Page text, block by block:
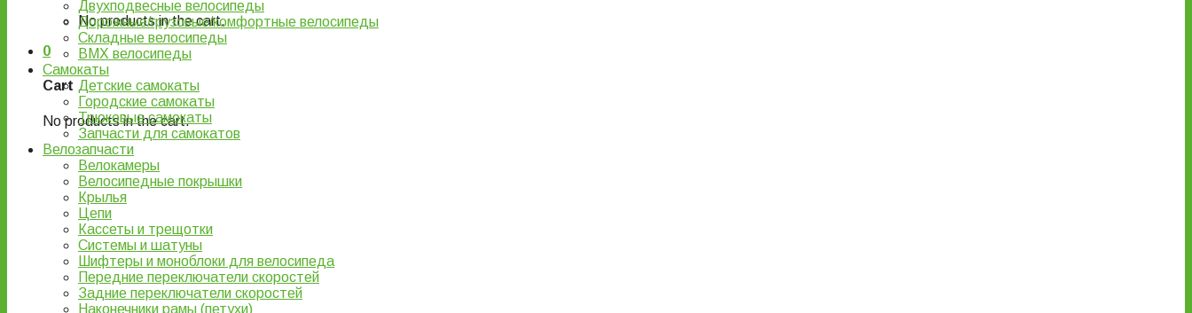
No products in the cart.
0
Cart
No products in the cart.
Двухподвесные велосипеды
Дорожные/грузовые/комфортные велосипеды
Складные велосипеды
BMX велосипеды
Самокаты
Детские самокаты
Городские самокаты
Трюковые самокаты
Запчасти для самокатов
Велозапчасти
Велокамеры
Велосипедные покрышки
Крылья
Цепи
Кассеты и трещотки
Системы и шатуны
Шифтеры и моноблоки для велосипеда
Передние переключатели скоростей
Задние переключатели скоростей
Наконечники рамы (петухи)